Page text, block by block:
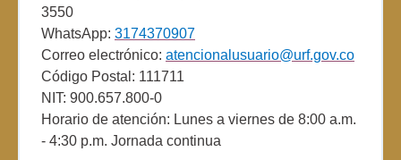
3550
WhatsApp: 3174370907
Correo electrónico: atencionalusuario@urf.gov.co
Código Postal: 111711
NIT: 900.657.800-0
Horario de atención: Lunes a viernes de 8:00 a.m.
- 4:30 p.m. Jornada continua